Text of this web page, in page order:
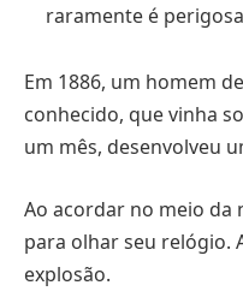
raramente é
Em 1886, um homem
conhecido, que vinha
um mês, desenvolveu
Ao acordar no meio da
para olhar seu relógio.
explosão.